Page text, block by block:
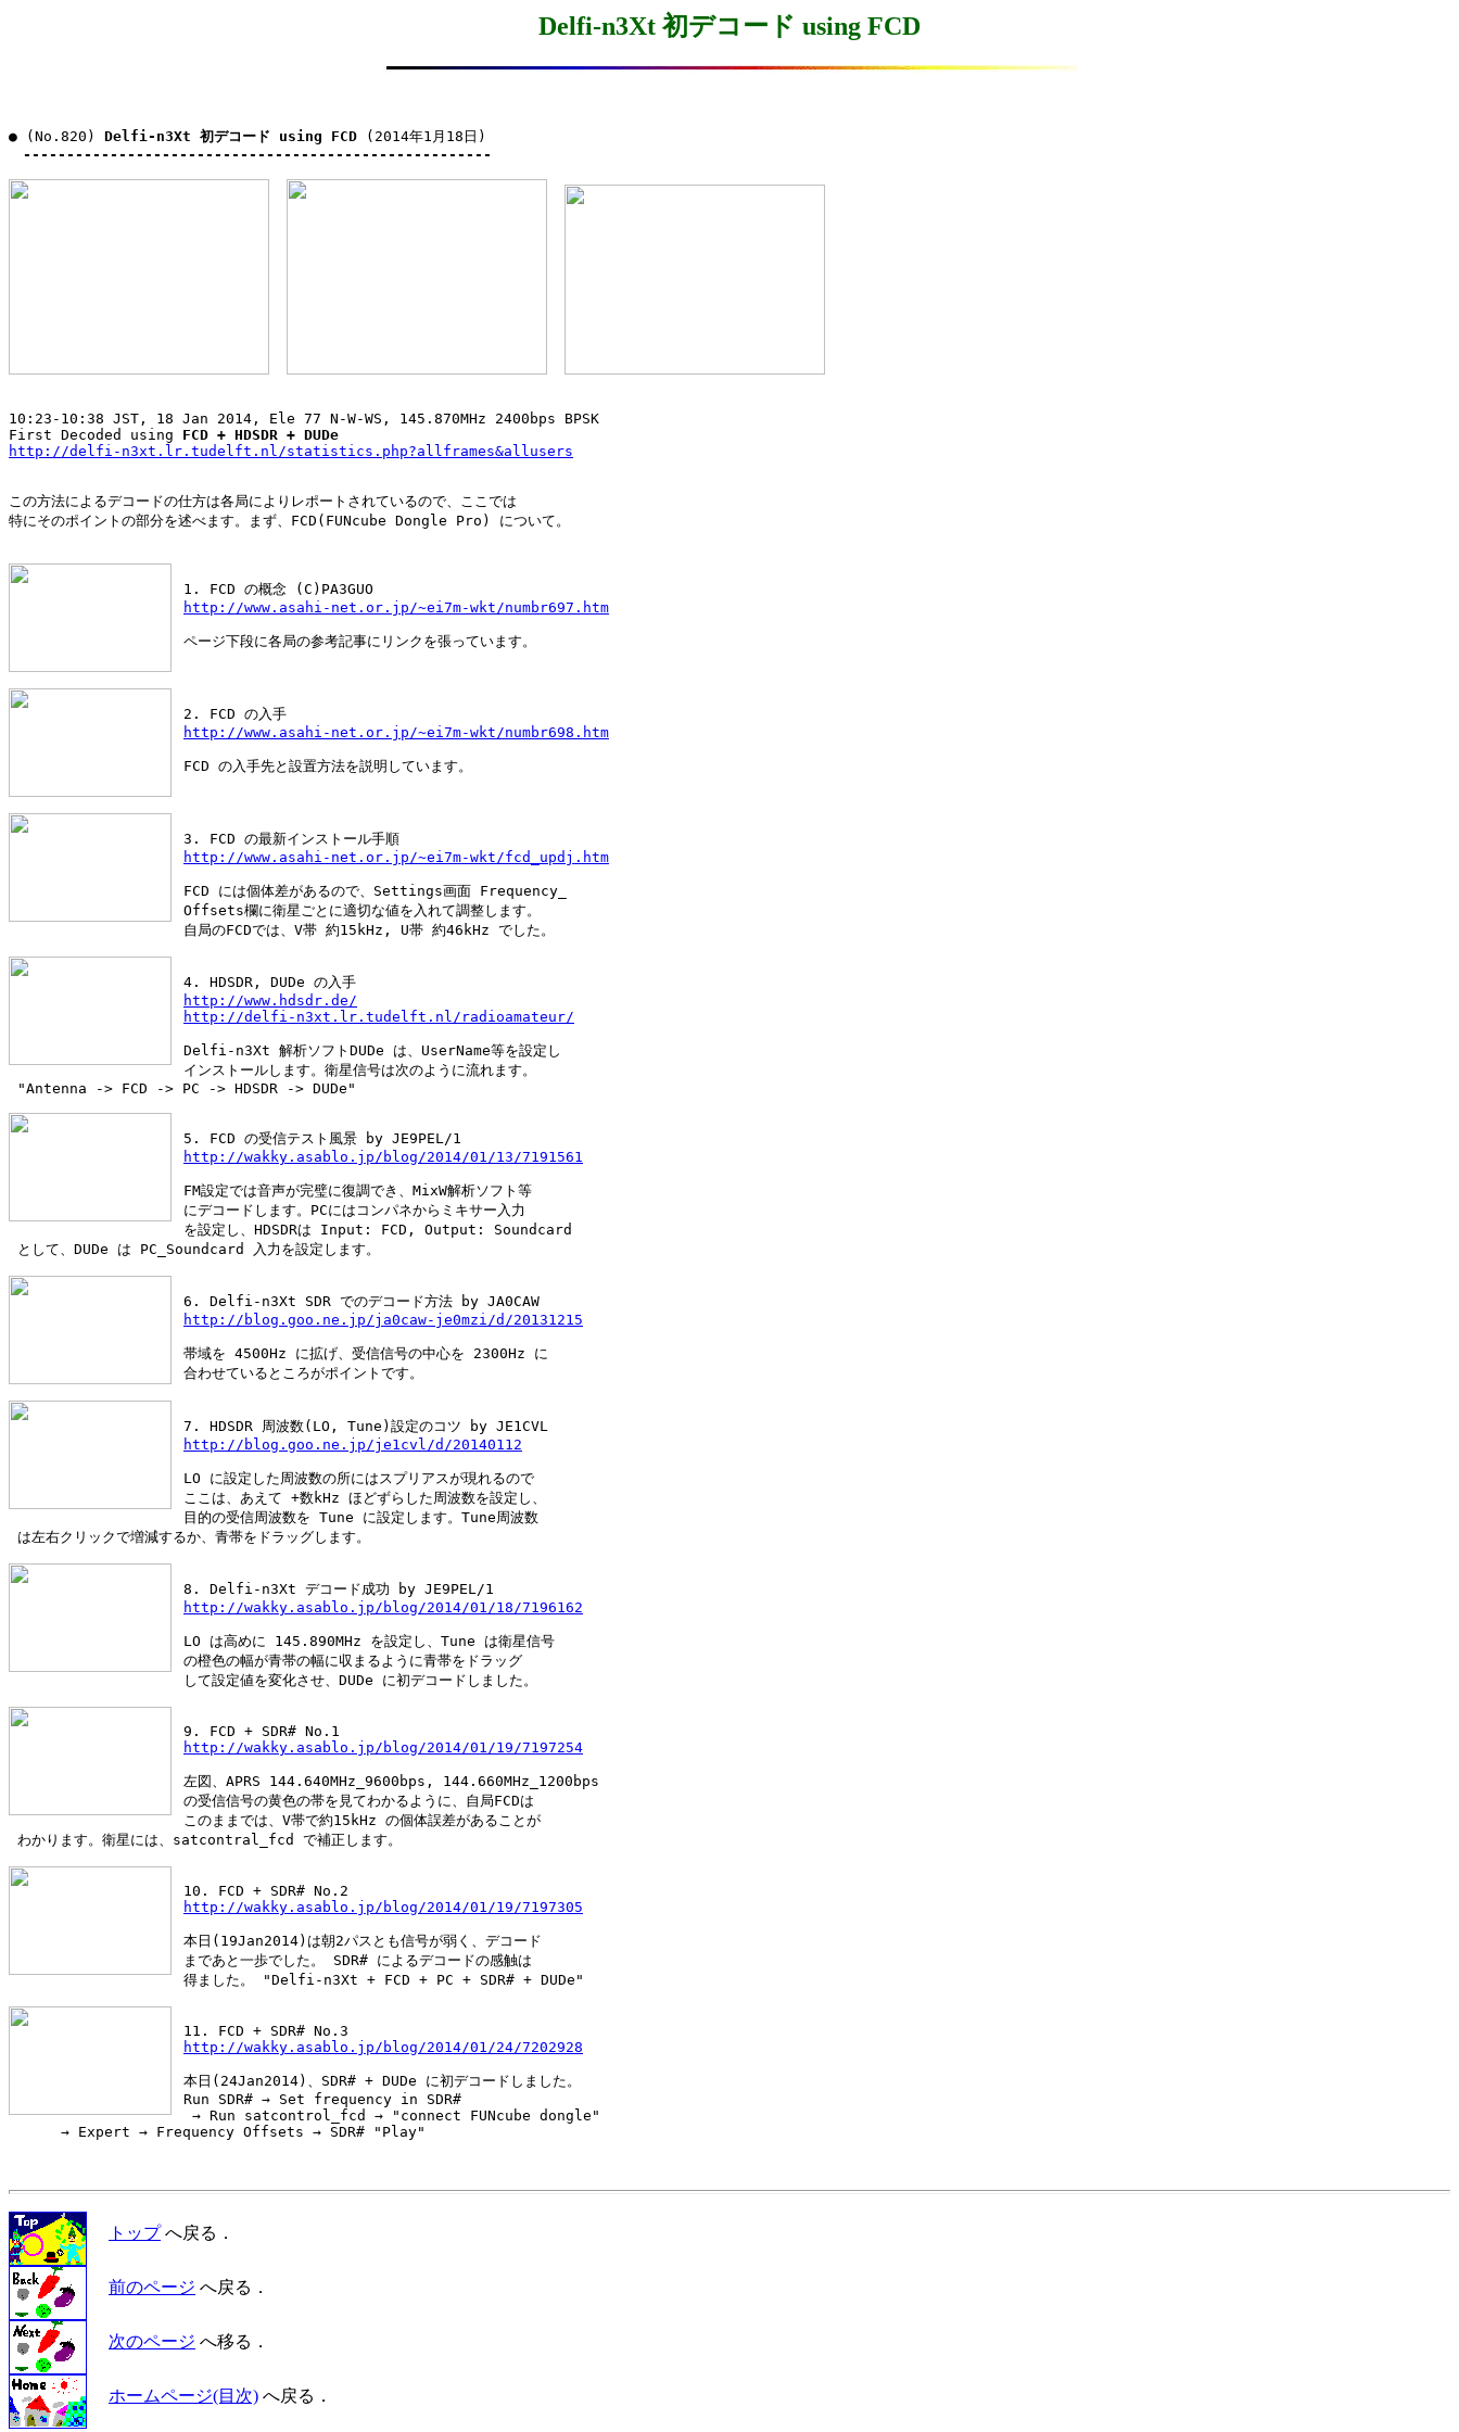
Delfi-n3Xt 初デコード using FCD
● (No.820) Delfi-n3Xt 初デコード using FCD (2014年1月18日)
------------------------------------------------------
10:23-10:38 JST, 18 Jan 2014, Ele 77 N-W-WS, 145.870MHz 2400bps BPSK
First Decoded using FCD + HDSDR + DUDe
http://delfi-n3xt.lr.tudelft.nl/statistics.php?allframes&allusers
この方法によるデコードの仕方は各局によりレポートされているので、ここでは
特にそのポイントの部分を述べます。まず、FCD(FUNcube Dongle Pro) について。
1. FCD の概念 (C)PA3GUO
http://www.asahi-net.or.jp/~ei7m-wkt/numbr697.htm
ページ下段に各局の参考記事にリンクを張っています。
2. FCD の入手
http://www.asahi-net.or.jp/~ei7m-wkt/numbr698.htm
FCD の入手先と設置方法を説明しています。
3. FCD の最新インストール手順
http://www.asahi-net.or.jp/~ei7m-wkt/fcd_updj.htm
FCD には個体差があるので、Settings画面 Frequency_
Offsets欄に衛星ごとに適切な値を入れて調整します。
自局のFCDでは、V帯 約15kHz, U帯 約46kHz でした。
4. HDSDR, DUDe の入手
http://www.hdsdr.de/
http://delfi-n3xt.lr.tudelft.nl/radioamateur/
Delfi-n3Xt 解析ソフトDUDe は、UserName等を設定し
インストールします。衛星信号は次のように流れます。
"Antenna -> FCD -> PC -> HDSDR -> DUDe"
5. FCD の受信テスト風景 by JE9PEL/1
http://wakky.asablo.jp/blog/2014/01/13/7191561
FM設定では音声が完璧に復調でき、MixW解析ソフト等
にデコードします。PCにはコンパネからミキサー入力
を設定し、HDSDRは Input: FCD, Output: Soundcard
として、DUDe は PC_Soundcard 入力を設定します。
6. Delfi-n3Xt SDR でのデコード方法 by JA0CAW
http://blog.goo.ne.jp/ja0caw-je0mzi/d/20131215
帯域を 4500Hz に拡げ、受信信号の中心を 2300Hz に
合わせているところがポイントです。
7. HDSDR 周波数(LO, Tune)設定のコツ by JE1CVL
http://blog.goo.ne.jp/je1cvl/d/20140112
LO に設定した周波数の所にはスプリアスが現れるので
ここは、あえて +数kHz ほどずらした周波数を設定し、
目的の受信周波数を Tune に設定します。Tune周波数
は左右クリックで増減するか、青帯をドラッグします。
8. Delfi-n3Xt デコード成功 by JE9PEL/1
http://wakky.asablo.jp/blog/2014/01/18/7196162
LO は高めに 145.890MHz を設定し、Tune は衛星信号
の橙色の幅が青帯の幅に収まるように青帯をドラッグ
して設定値を変化させ、DUDe に初デコードしました。
9. FCD + SDR# No.1
http://wakky.asablo.jp/blog/2014/01/19/7197254
左図、APRS 144.640MHz_9600bps, 144.660MHz_1200bps
の受信信号の黄色の帯を見てわかるように、自局FCDは
このままでは、V帯で約15kHz の個体誤差があることが
わかります。衛星には、satcontral_fcd で補正します。
10. FCD + SDR# No.2
http://wakky.asablo.jp/blog/2014/01/19/7197305
本日(19Jan2014)は朝2パスとも信号が弱く、デコード
まであと一歩でした。 SDR# によるデコードの感触は
得ました。 "Delfi-n3Xt + FCD + PC + SDR# + DUDe"
11. FCD + SDR# No.3
http://wakky.asablo.jp/blog/2014/01/24/7202928
本日(24Jan2014)、SDR# + DUDe に初デコードしました。
Run SDR# → Set frequency in SDR#
  → Run satcontrol_fcd → "connect FUNcube dongle"
      → Expert → Frequency Offsets → SDR# "Play"
トップへ戻る．
前のページ へ戻る．
次のページ へ移る．
ホームページ(目次) へ戻る．